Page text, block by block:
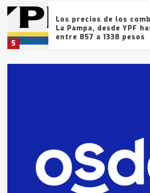
5
Los precios de los
La Pampa, desde YPF
entre 857 a 1338 pesos
fueron detenidos por
comercialización de
tarde del sábado
T.Lauquen: se vendió el